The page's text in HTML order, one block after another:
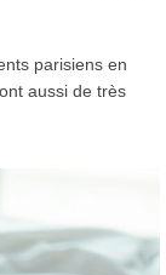
parisiens en
aussi de très